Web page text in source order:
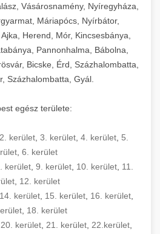
Vásárosnamény, Nyíregyháza,
Máriapócs, Nyírbátor,
Herend, Mór, Kincsesbánya,
Pannonhalma, Bábolna,
Bicske, Érd, Százhalombatta,
Százhalombatta, Gyál.
egész területe:
2. kerület 3. kerület 4. kerület 5.
6. kerület
kerület, 9. kerület, 10. kerület, 11.
12. kerület
14. kerület 15. kerület 16. kerület
18. kerület
20. kerület 21. kerület 22.kerület